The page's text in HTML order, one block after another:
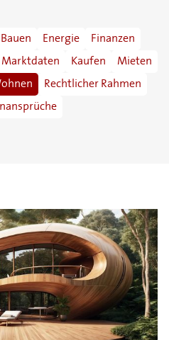
Bauen Energie
Finanzen
Kaufen
Mieten
Rechtlicher Rahmen